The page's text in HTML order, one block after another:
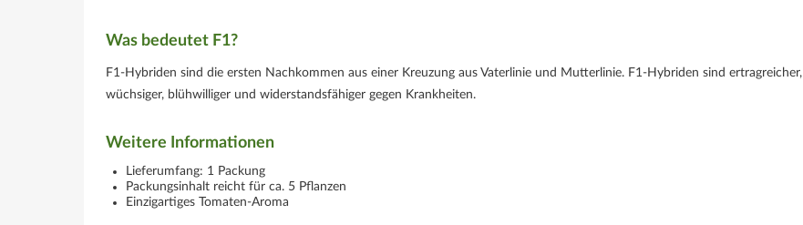
Was bedeutet F1?
F1-Hybriden sind die ersten Nachkommen aus einer Kreuzung aus Vaterlinie und Mutterlinie. F1-Hybriden sind ertragreicher,
wüchsiger, blühwilliger und widerstandsfähiger gegen Krankheiten.
Weitere Informationen
Lieferumfang: 1 Packung
Packungsinhalt reicht für ca. 5 Pflanzen
Einzigartiges Tomaten-Aroma